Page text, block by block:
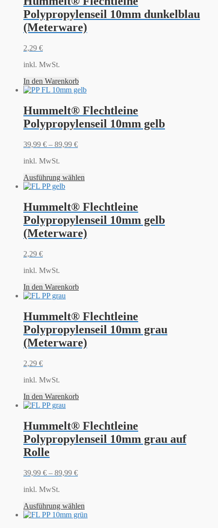
Polypropylenseil 10mm dunkelblau
(Meterware)
2,29 €
inkl. MwSt.
In den Warenkorb
Hummelt® Flechtleine
Polypropylenseil 10mm gelb
39,99 € – 89,99 €
inkl. MwSt.
Ausführung wählen
Hummelt® Flechtleine
Polypropylenseil 10mm gelb
(Meterware)
2,29 €
inkl. MwSt.
In den Warenkorb
Hummelt® Flechtleine
Polypropylenseil 10mm grau
(Meterware)
2,29 €
inkl. MwSt.
In den Warenkorb
Hummelt® Flechtleine
Polypropylenseil 10mm grau auf
Rolle
39,99 € – 89,99 €
inkl. MwSt.
Ausführung wählen